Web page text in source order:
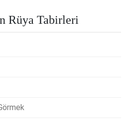
Rüya Tabirleri